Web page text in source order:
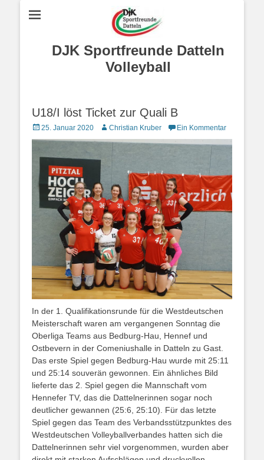
DJK Sportfreunde Datteln
Volleyball
U18/I löst Ticket zur Quali B
Posted
on
25. Januar 2020 AutorChristian Kruber Ein Kommentar
In der 1. Qualifikationsrunde für die Westdeutschen
Meisterschaft waren am vergangenen Sonntag die
Oberliga Teams aus Bedburg-Hau, Hennef und
Ostbevern in der Comeniushalle in Datteln zu Gast.
Das erste Spiel gegen Bedburg-Hau wurde mit 25:11
und 25:14 souverän gewonnen. Ein ähnliches Bild
lieferte das 2. Spiel gegen die Mannschaft vom
Hennefer TV, das die Dattelnerinnen sogar noch
deutlicher gewannen (25:6, 25:10). Für das letzte
Spiel gegen das Team des Verbandsstützpunktes des
Westdeutschen Volleyballverbandes hatten sich die
Dattelnerinnen sehr viel vorgenommen, wurden aber